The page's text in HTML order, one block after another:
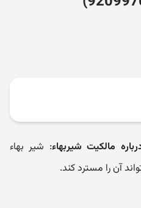
مالکیت شیربهاء: شیر بهاء
آن را مسترد کند.